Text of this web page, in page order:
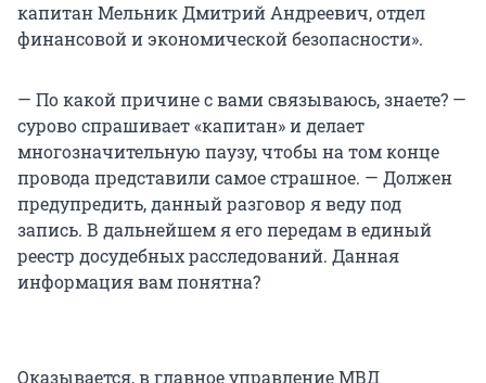
капитан Мельник Дмитрий Андреевич, отдел
финансовой и экономической безопасности».
— По какой причине с вами связываюсь, знаете? —
сурово спрашивает «капитан» и делает
многозначительную паузу, чтобы на том конце
провода представили самое страшное. — Должен
предупредить, данный разговор я веду под
запись. В дальнейшем я его передам в единый
реестр досудебных расследований. Данная
информация вам понятна?
Оказывается, в главное управление МВД